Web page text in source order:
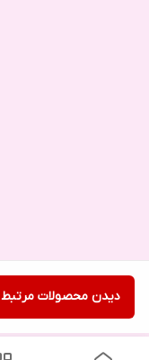
دیدن محصولات مرتبط